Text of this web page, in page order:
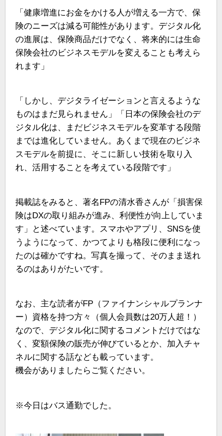
「健康増進にお金をかける人が増える一方で、保
険のニーズは減る可能性があります。デジタル化
の進展は、保険商品だけでなく、将来的には生命
保険会社のビジネスモデルを変えることも考えら
れます」
「しかし、デジタライゼーションと言えるような
ものはまだ見られません」「日本の保険会社のデ
ジタル化は、まだビジネスモデルを変革する段階
までは進化していません。あくまで現在のビジネ
スモデルを前提に、そこに新しい技術を取り入
れ、活用することを考えている段階です」
掲載誌をみると、著名FPの清水香さんが「損害保
険はDXの取り組みが進み、利便性が向上していま
す」と述べています。スマホやアプリ、SNSを使
うようになって、かつてよりも格段に便利になっ
たのは確かですね。写真を撮って、そのまま送れ
るのはありがたいです。
なお、主な読者がFP（ファイナンシャルプランナ
ー）資格を持つ方々（個人会員数は20万人超！）
なので、デジタル化に関するコメントだけではな
く、変額保険の販売が伸びているとか、加入チャ
ネルに関する話なども載っています。
機会がありましたらご覧ください。
※今日はバス通勤でした。